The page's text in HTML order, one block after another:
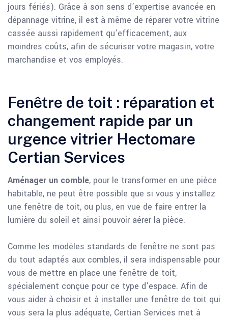
jours fériés). Grâce à son sens d’expertise avancée en
dépannage vitrine, il est à même de réparer votre vitrine
cassée aussi rapidement qu’efficacement, aux
moindres coûts, afin de sécuriser votre magasin, votre
marchandise et vos employés.
Fenêtre de toit : réparation et
changement rapide par un
urgence vitrier Hectomare
Certian Services
Aménager un comble, pour le transformer en une pièce
habitable, ne peut être possible que si vous y installez
une fenêtre de toit, ou plus, en vue de faire entrer la
lumière du soleil et ainsi pouvoir aérer la pièce.
Comme les modèles standards de fenêtre ne sont pas
du tout adaptés aux combles, il sera indispensable pour
vous de mettre en place une fenêtre de toit,
spécialement conçue pour ce type d’espace. Afin de
vous aider à choisir et à installer une fenêtre de toit qui
vous sera la plus adéquate, Certian Services met à